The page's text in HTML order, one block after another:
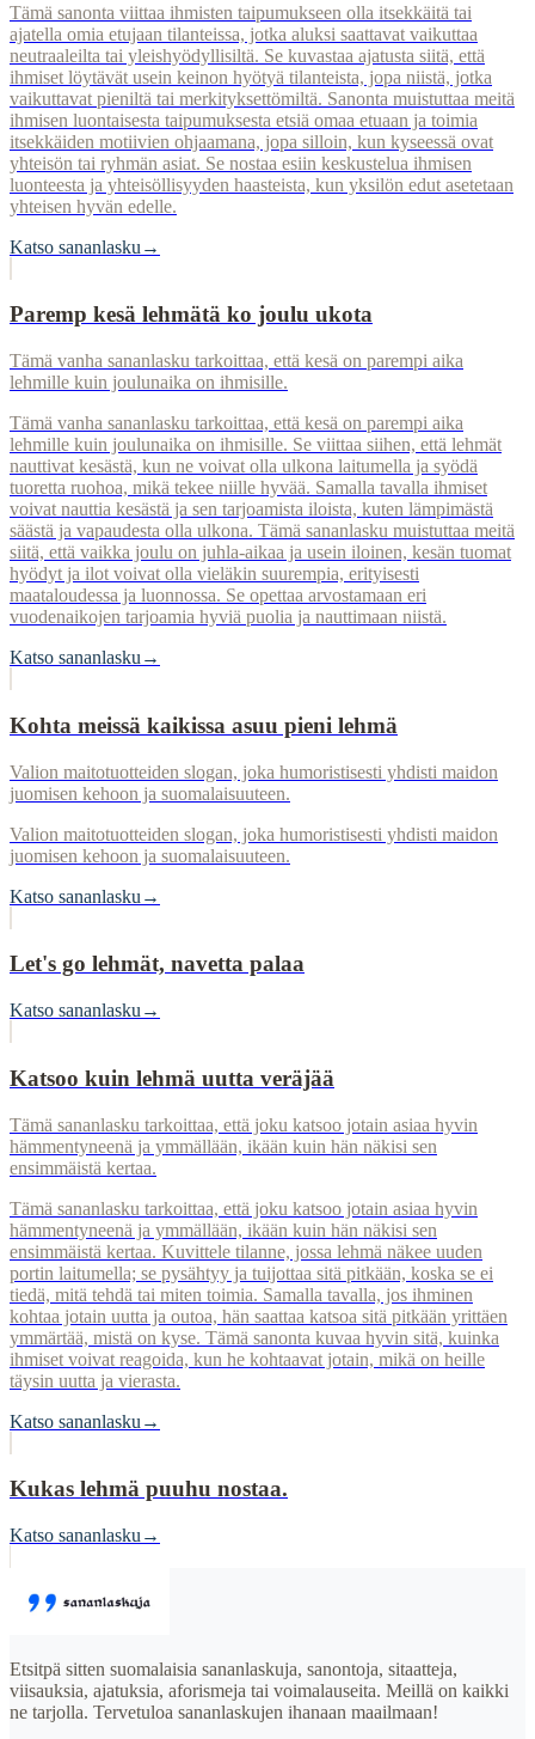
Tämä sanonta viittaa ihmisten taipumukseen olla itsekkäitä tai
ajatella omia etujaan tilanteissa, jotka aluksi saattavat vaikuttaa
neutraaleilta tai yleishyödyllisiltä. Se kuvastaa ajatusta siitä, että
ihmiset löytävät usein keinon hyötyä tilanteista, jopa niistä, jotka
vaikuttavat pieniltä tai merkityksettömiltä. Sanonta muistuttaa meitä
ihmisen luontaisesta taipumuksesta etsiä omaa etuaan ja toimia
itsekkäiden motiivien ohjaamana, jopa silloin, kun kyseessä ovat
yhteisön tai ryhmän asiat. Se nostaa esiin keskustelua ihmisen
luonteesta ja yhteisöllisyyden haasteista, kun yksilön edut asetetaan
yhteisen hyvän edelle.
Katso sananlasku →
Paremp kesä lehmätä ko joulu ukota
Tämä vanha sananlasku tarkoittaa, että kesä on parempi aika
lehmille kuin joulunaika on ihmisille.
Tämä vanha sananlasku tarkoittaa, että kesä on parempi aika
lehmille kuin joulunaika on ihmisille. Se viittaa siihen, että lehmät
nauttivat kesästä, kun ne voivat olla ulkona laitumella ja syödä
tuoretta ruohoa, mikä tekee niille hyvää. Samalla tavalla ihmiset
voivat nauttia kesästä ja sen tarjoamista iloista, kuten lämpimästä
säästä ja vapaudesta olla ulkona. Tämä sananlasku muistuttaa meitä
siitä, että vaikka joulu on juhla-aikaa ja usein iloinen, kesän tuomat
hyödyt ja ilot voivat olla vieläkin suurempia, erityisesti
maataloudessa ja luonnossa. Se opettaa arvostamaan eri
vuodenaikojen tarjoamia hyviä puolia ja nauttimaan niistä.
Katso sananlasku →
Kohta meissä kaikissa asuu pieni lehmä
Valion maitotuotteiden slogan, joka humoristisesti yhdisti maidon
juomisen kehoon ja suomalaisuuteen.
Valion maitotuotteiden slogan, joka humoristisesti yhdisti maidon
juomisen kehoon ja suomalaisuuteen.
Katso sananlasku →
Let's go lehmät, navetta palaa
Katso sananlasku →
Katsoo kuin lehmä uutta veräjää
Tämä sananlasku tarkoittaa, että joku katsoo jotain asiaa hyvin
hämmentyneenä ja ymmällään, ikään kuin hän näkisi sen
ensimmäistä kertaa.
Tämä sananlasku tarkoittaa, että joku katsoo jotain asiaa hyvin
hämmentyneenä ja ymmällään, ikään kuin hän näkisi sen
ensimmäistä kertaa. Kuvittele tilanne, jossa lehmä näkee uuden
portin laitumella; se pysähtyy ja tuijottaa sitä pitkään, koska se ei
tiedä, mitä tehdä tai miten toimia. Samalla tavalla, jos ihminen
kohtaa jotain uutta ja outoa, hän saattaa katsoa sitä pitkään yrittäen
ymmärtää, mistä on kyse. Tämä sanonta kuvaa hyvin sitä, kuinka
ihmiset voivat reagoida, kun he kohtaavat jotain, mikä on heille
täysin uutta ja vierasta.
Katso sananlasku →
Kukas lehmä puuhu nostaa.
Katso sananlasku →
Etsitpä sitten suomalaisia sananlaskuja, sanontoja, sitaatteja,
viisauksia, ajatuksia, aforismeja tai voimalauseita. Meillä on kaikki
ne tarjolla. Tervetuloa sananlaskujen ihanaan maailmaan!